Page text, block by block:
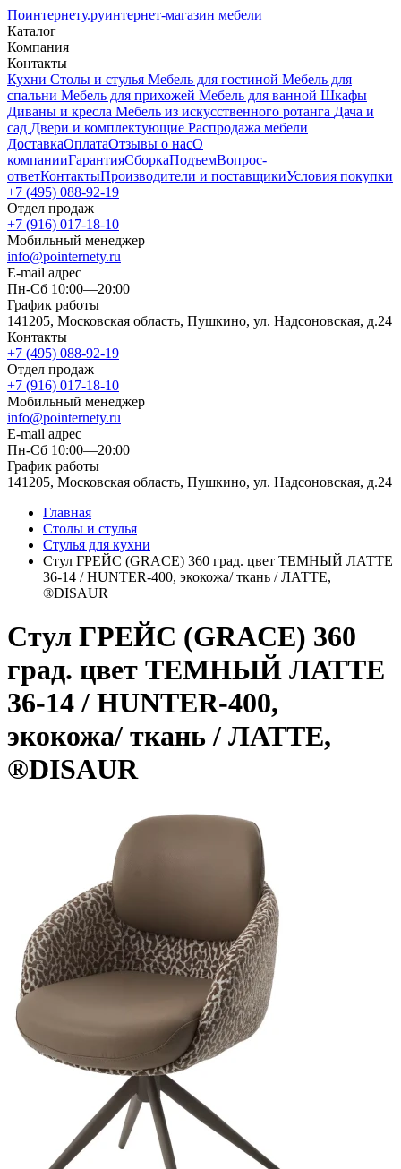
Поинтернету.руинтернет-магазин мебели
Каталог
Компания
Контакты
Кухни Столы и стулья Мебель для гостиной Мебель для
спальни Мебель для прихожей Мебель для ванной Шкафы
Диваны и кресла Мебель из искусственного ротанга Дача и
сад Двери и комплектующие Распродажа мебели
ДоставкаОплатаОтзывы о насО
компанииГарантияСборкаПодъемВопрос-
ответКонтактыПроизводители и поставщикиУсловия покупки
+7 (495) 088-92-19
Отдел продаж
+7 (916) 017-18-10
Мобильный менеджер
info@pointernety.ru
E-mail адрес
Пн-Сб 10:00—20:00
График работы
141205, Московская область, Пушкино, ул. Надсоновская, д.24
Контакты
+7 (495) 088-92-19
Отдел продаж
+7 (916) 017-18-10
Мобильный менеджер
info@pointernety.ru
E-mail адрес
Пн-Сб 10:00—20:00
График работы
141205, Московская область, Пушкино, ул. Надсоновская, д.24
Главная
Столы и стулья
Стулья для кухни
Стул ГРЕЙС (GRACE) 360 град. цвет ТЕМНЫЙ ЛАТТЕ
36-14 / HUNTER-400, экокожа/ ткань / ЛАТТЕ,
®DISAUR
Стул ГРЕЙС (GRACE) 360
град. цвет ТЕМНЫЙ ЛАТТЕ
36-14 / HUNTER-400,
экокожа/ ткань / ЛАТТЕ,
®DISAUR